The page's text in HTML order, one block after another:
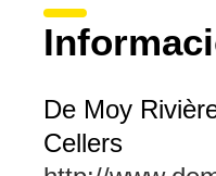
De Moy
Cellers